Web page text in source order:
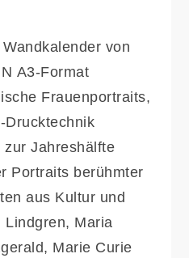
von
A3-Format
Frauenportraits,
Drucktechnik
Jahreshälfte
Portraits berühmter
aus Kultur und
Maria
Marie Curie